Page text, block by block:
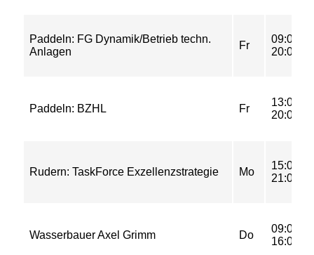
Paddeln: FG Dynamik/Betrieb techn.
Anlagen
Fr
09:00-
20:00
Paddeln: BZHL Fr
13:00-
20:00
Rudern: TaskForce Exzellenzstrategie Mo
15:00-
21:00
Wasserbauer Axel Grimm Do
09:00-
16:00